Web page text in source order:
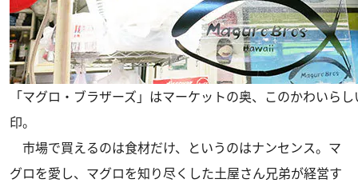
「マグロ・ブラザーズ」はマーケットの奥、このかわいら
印。
市場で買えるのは食材だけ、というのはナンセンス。マ
グロを愛し、マグロを知り尽くした土屋さん兄弟が経営す